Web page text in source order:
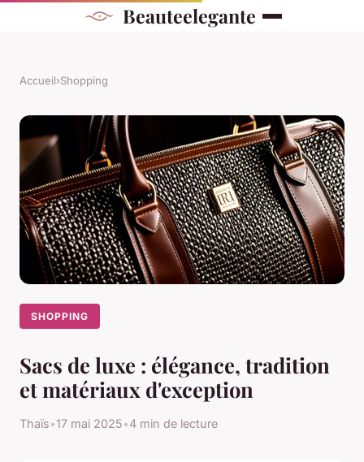
Beauteelegante
Accueil›Shopping
SHOPPING
Sacs de luxe : élégance, tradition
et matériaux d'exception
Thaïs•17 mai 2025•4 min de lecture